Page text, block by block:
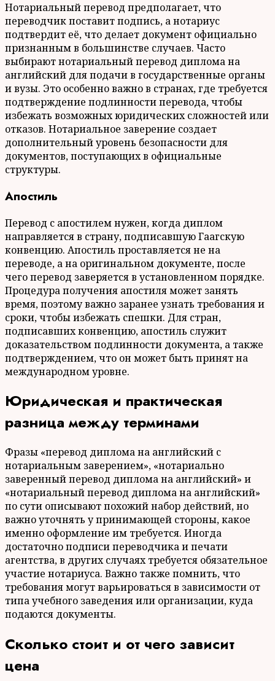
Нотариальный перевод предполагает, что
переводчик поставит подпись, а нотариус
подтвердит её, что делает документ официально
признанным в большинстве случаев. Часто
выбирают нотариальный перевод диплома на
английский для подачи в государственные органы
и вузы. Это особенно важно в странах, где требуется
подтверждение подлинности перевода, чтобы
избежать возможных юридических сложностей или
отказов. Нотариальное заверение создает
дополнительный уровень безопасности для
документов, поступающих в официальные
структуры.
Апостиль
Перевод с апостилем нужен, когда диплом
направляется в страну, подписавшую Гаагскую
конвенцию. Апостиль проставляется не на
переводе, а на оригинальном документе, после
чего перевод заверяется в установленном порядке.
Процедура получения апостиля может занять
время, поэтому важно заранее узнать требования и
сроки, чтобы избежать спешки. Для стран,
подписавших конвенцию, апостиль служит
доказательством подлинности документа, а также
подтверждением, что он может быть принят на
международном уровне.
Юридическая и практическая
разница между терминами
Фразы «перевод диплома на английский с
нотариальным заверением», «нотариально
заверенный перевод диплома на английский» и
«нотариальный перевод диплома на английский»
по сути описывают похожий набор действий, но
важно уточнять у принимающей стороны, какое
именно оформление им требуется. Иногда
достаточно подписи переводчика и печати
агентства, в других случаях требуется обязательное
участие нотариуса. Важно также помнить, что
требования могут варьироваться в зависимости от
типа учебного заведения или организации, куда
подаются документы.
Сколько стоит и от чего зависит
цена